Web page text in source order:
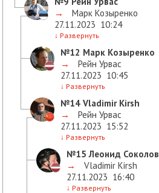
→
Марк Козыренко
27.11.2023 10:24
↓ Развернуть
№12 Марк Козыренко
→
Рейн Урвас
27.11.2023 10:45
↓ Развернуть
№14 Vladimir Kirsh
→
Рейн Урвас
27.11.2023 15:52
↓ Развернуть
№15 Леонид Соколов
→
Vladimir Kirsh
27.11.2023 16:40
↓ Развернуть